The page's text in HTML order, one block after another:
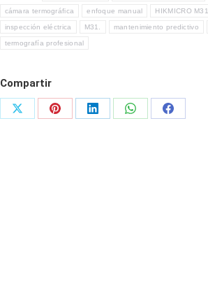
cámara termográfica enfoque manual HIKMICRO M31
inspección eléctrica M31. mantenimiento predictivo
termografía profesional
Compartir
Share
Share
Share
Share
Share